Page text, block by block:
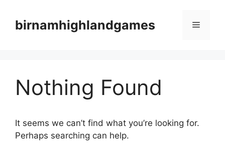
contentbirnamhighlandgames Menu
Nothing Found
It seems we can’t find what you’re looking for.
Perhaps searching can help.